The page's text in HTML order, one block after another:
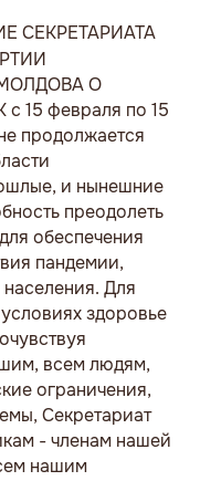
СЕКРЕТАРИАТА
О
15 февраля по 15
продолжается
и нынешние
преодолеть
обеспечения
пандемии,
Для
здоровье
всем людям,
ограничения,
Секретариат
- членам нашей
нашим